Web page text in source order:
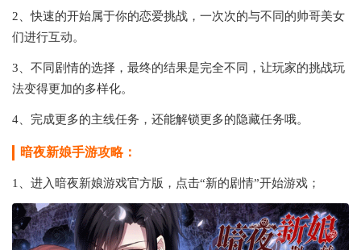
2、快速的开始属于你的恋爱挑战，一次次的与不同的帅哥美女
们进行互动。
3、不同剧情的选择，最终的结果是完全不同，让玩家的挑战玩
法变得更加的多样化。
4、完成更多的主线任务，还能解锁更多的隐藏任务哦。
暗夜新娘手游攻略：
1、进入暗夜新娘游戏官方版，点击“新的剧情”开始游戏；